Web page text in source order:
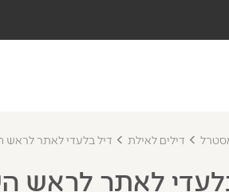
דילים לאילת דיל בלעדי לאתר לראש
לאתר לראש